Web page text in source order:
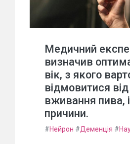
Медичний
визначив
вік, з якого
відмовитися від
вживання пива,
причини.
#Нейрон #Деменція #